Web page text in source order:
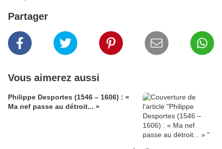
Partager
Vous aimerez aussi
Philippe Desportes (1546 – 1606) : «
Ma nef passe au détroit... »